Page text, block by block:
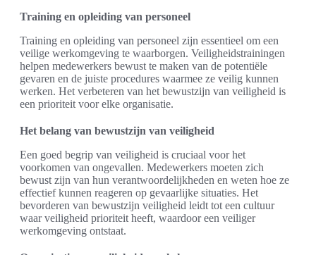
Training en opleiding van personeel
Training en opleiding van personeel zijn essentieel om een
veilige werkomgeving te waarborgen. Veiligheidstrainingen
helpen medewerkers bewust te maken van de potentiële
gevaren en de juiste procedures waarmee ze veilig kunnen
werken. Het verbeteren van het bewustzijn van veiligheid is
een prioriteit voor elke organisatie.
Het belang van bewustzijn van veiligheid
Een goed begrip van veiligheid is cruciaal voor het
voorkomen van ongevallen. Medewerkers moeten zich
bewust zijn van hun verantwoordelijkheden en weten hoe ze
effectief kunnen reageren op gevaarlijke situaties. Het
bevorderen van bewustzijn veiligheid leidt tot een cultuur
waar veiligheid prioriteit heeft, waardoor een veiliger
werkomgeving ontstaat.